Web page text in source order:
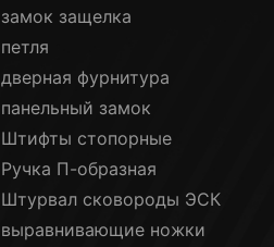
замок защелка
петля
дверная фурнитура
панельный замок
Штифты стопорные
Ручка П-образная
Штурвал сковороды ЭСК
выравнивающие ножки